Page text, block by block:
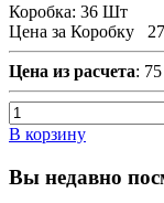
Коробка: 36 Шт
Цена за Коробку
Цена из расчета:
В корзину
Вы недавно